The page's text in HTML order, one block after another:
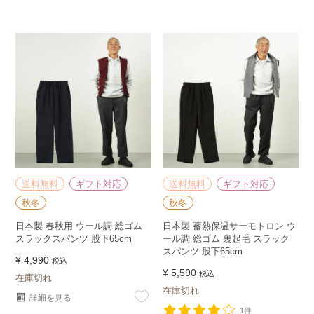
送料無料
ギフト対応
秋冬
日本製 春秋用 ウール調 総ゴム
スラックスパンツ 股下65cm
¥ 4,990 税込
在庫切れ
詳細を見る
送料無料
ギフト対応
秋冬
日本製 蓄熱保温サーモトロン ウ
ール調 総ゴム 裏起毛 スラック
スパンツ 股下65cm
¥ 5,590 税込
在庫切れ
1件